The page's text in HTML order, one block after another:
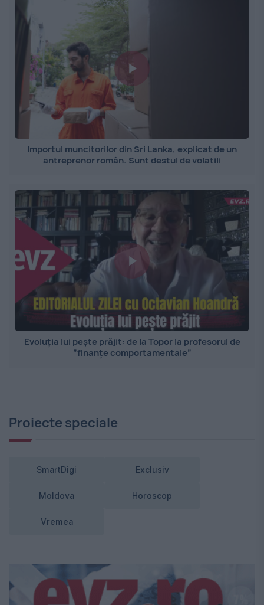
Importul muncitorilor din Sri Lanka, explicat de un
antreprenor român. Sunt destul de volatili
Evoluția lui pește prăjit: de la Topor la profesorul de
”finanțe comportamentale”
Proiecte speciale
SmartDigi Exclusiv
Moldova Horoscop
Vremea